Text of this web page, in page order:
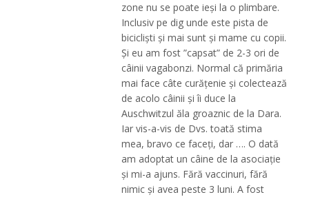
zone nu se poate ieși la o plimbare.
Inclusiv pe dig unde este pista de
bicicliști și mai sunt și mame cu copii.
Și eu am fost ”capsat” de 2-3 ori de
câinii vagabonzi. Normal că primăria
mai face câte curățenie și colectează
de acolo câinii și îi duce la
Auschwitzul ăla groaznic de la Dara.
Iar vis-a-vis de Dvs. toată stima
mea, bravo ce faceți, dar …. O dată
am adoptat un câine de la asociație
și mi-a ajuns. Fără vaccinuri, fără
nimic și avea peste 3 luni. A fost